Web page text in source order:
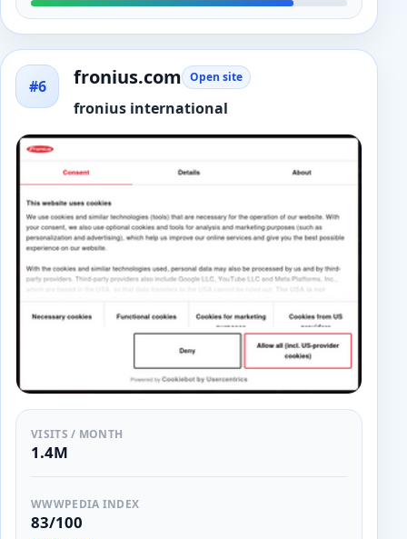
#6 fronius.com Open site
fronius international
VISITS / MONTH
1.4M
WWWPEDIA INDEX
83/100